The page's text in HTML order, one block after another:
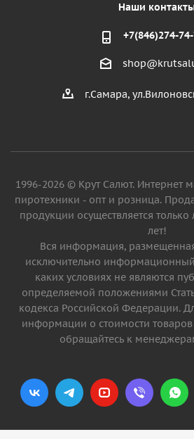
Наши
+7(846)274-
г.Самара,
1996-2026 © Крут Салют. Интернет
пиротехники - опт и розница.
продукции осуществляется
лет!
Вся информация,
исключительно
каких условиях не являются
определяемой положениями
кодекса Российской Федерации.
информации о стоимости товаров
обращайтесь к